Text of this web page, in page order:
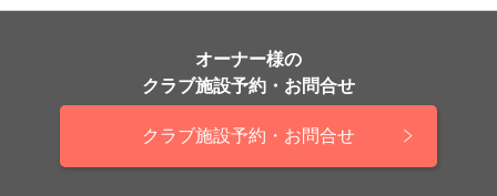
オーナー様の
クラブ施設予約・お問合せ
クラブ施設予約・お問合せ